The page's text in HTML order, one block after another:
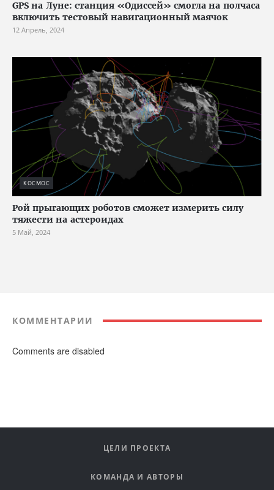
GPS на Луне: станция «Одиссей» смогла на полчаса
включить тестовый навигационный маячок
12 Апрель, 2024
КОСМОС
Рой прыгающих роботов сможет измерить силу
тяжести на астероидах
5 Май, 2024
КОММЕНТАРИИ
Comments are disabled
ЦЕЛИ ПРОЕКТА
КОМАНДА И АВТОРЫ